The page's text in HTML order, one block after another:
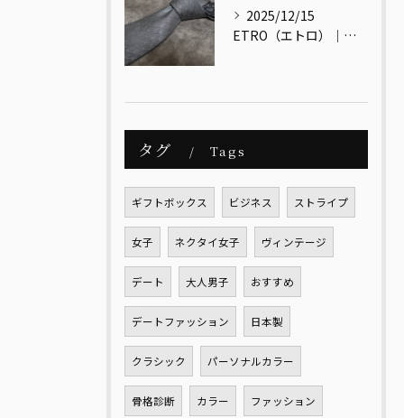
2025/12/15
ETRO（エトロ）｜色と文化をまとう、大人のためのイタリアンエレガンス
タグ Tags
ギフトボックス ビジネス ストライプ
女子 ネクタイ女子 ヴィンテージ
デート 大人男子 おすすめ
デートファッション 日本製
クラシック パーソナルカラー
骨格診断 カラー ファッション